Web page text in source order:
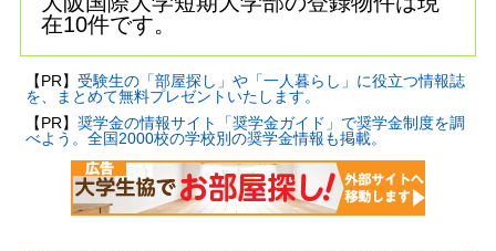
在10件です。
【PR】 受験生の「部屋探し」や「一人暮らし」に役立つ情報誌
を、まとめて無料プレゼントいたします。
【PR】 奨学金の情報サイト「奨学金ガイド」で奨学金制度を調
べよう。全国2000校の学校別の奨学金情報も掲載。